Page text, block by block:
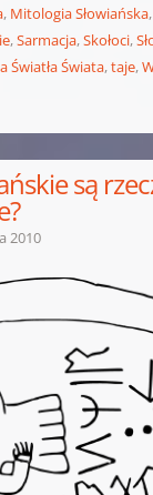
, Mitologia Słowiańska,
,Sarmacja,Skołoci,
Światła Świata,taje,
są
2010